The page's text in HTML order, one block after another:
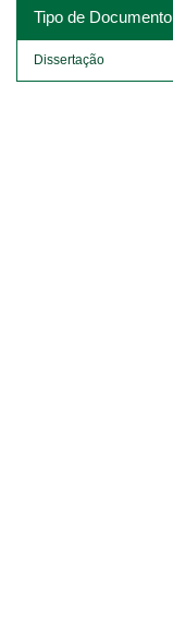
Tipo de Documento
Dissertação